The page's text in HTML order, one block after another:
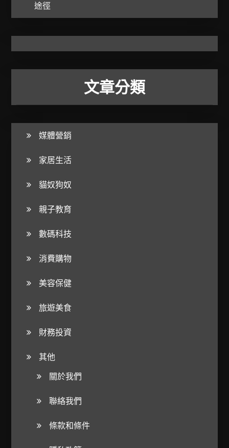
途徑
文章分類
媒體營銷
家居生活
貓奴狗奴
親子教育
數碼科技
消費購物
美容保健
旅遊美食
財務投資
其他
關於我們
聯絡我們
條款和條件